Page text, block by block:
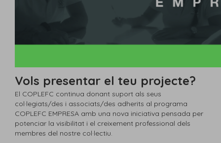
Vols presentar el teu projecte?
El COPLEFC continua donant suport als seus
col·legiats/des i associats/des adherits al programa
COPLEFC EMPRESA amb una nova iniciativa pensada per
potenciar la visibilitat i el creixement professional dels
membres del nostre col·lectiu.